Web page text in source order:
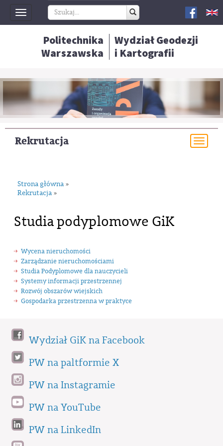
Toggle
navigation
Politechnika
Warszawska
Wydział Geodezji
i Kartografii
Rekrutacja
Strona główna »
Rekrutacja »
Studia podyplomowe GiK
Wycena nieruchomości
Zarządzanie nieruchomościami
Studia Podyplomowe dla nauczycieli
Systemy informacji przestrzennej
Rozwój obszarów wiejskich
Gospodarka przestrzenna w praktyce
Wydział GiK na Facebook
PW na paltformie X
PW na Instagramie
PW na YouTube
PW na LinkedIn